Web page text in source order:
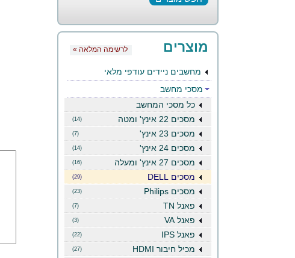
« לרשימה המלאה מוצרים
מחשבים ניידים עודפי מלאי
מסכי מחשב
כל מסכי המחשב
(14) מסכים 22 אינץ' ומטה
(7) מסכים 23 אינץ'
(14) מסכים 24 אינץ'
(16) מסכים 27 אינץ' ומעלה
(29) מסכים DELL
(23) מסכים Philips
(7) פאנל TN
(3) פאנל VA
(22) פאנל IPS
(27) מכיל חיבור HDMI